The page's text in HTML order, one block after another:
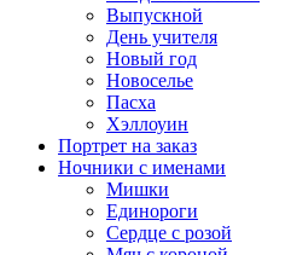
Выпускной
День учителя
Новый год
Новоселье
Пасха
Хэллоуин
Портрет на заказ
Ночники с именами
Мишки
Единороги
Сердце с розой